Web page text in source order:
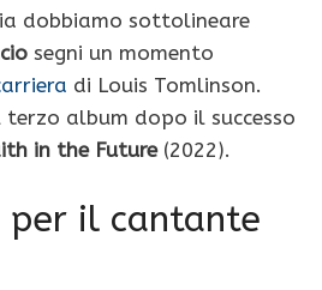
dobbiamo sottolineare
segni un momento
di Louis Tomlinson.
album dopo il successo
in the Future(2022).
per il cantante